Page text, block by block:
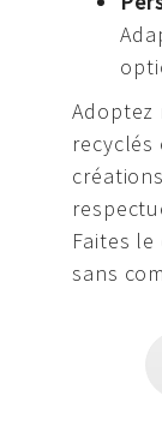
Adoptez
Faites
sans